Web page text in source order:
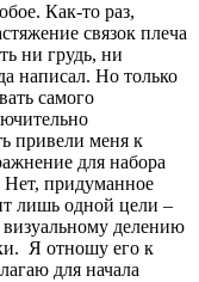
Как-то раз,
связок плеча
ни грудь, ни
написал. Но только
самого
привели меня к
для набора
Нет, придуманное
лишь одной цели –
делению
Я отношу его к
для начала